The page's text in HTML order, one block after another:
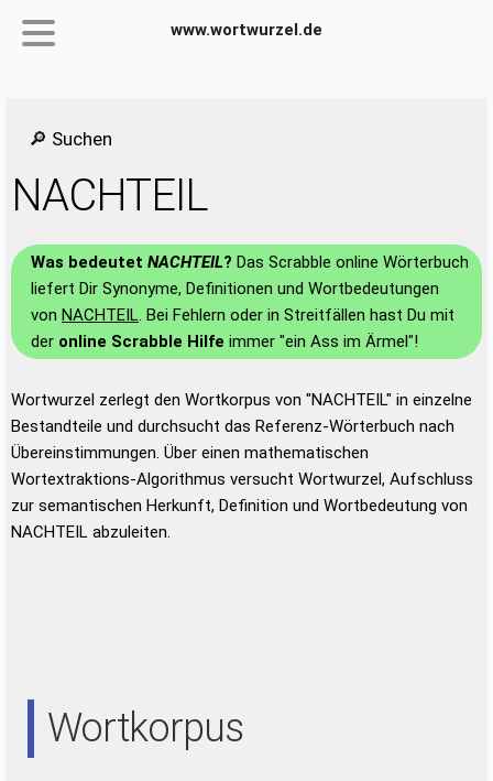
www.wortwurzel.de
🔎 Suchen
NACHTEIL
Was bedeutet NACHTEIL? Das Scrabble online Wörterbuch
liefert Dir Synonyme, Definitionen und Wortbedeutungen
von NACHTEIL. Bei Fehlern oder in Streitfällen hast Du mit
der online Scrabble Hilfe immer "ein Ass im Ärmel"!
Wortwurzel zerlegt den Wortkorpus von "NACHTEIL" in einzelne
Bestandteile und durchsucht das Referenz-Wörterbuch nach
Übereinstimmungen. Über einen mathematischen
Wortextraktions-Algorithmus versucht Wortwurzel, Aufschluss
zur semantischen Herkunft, Definition und Wortbedeutung von
NACHTEIL abzuleiten.
Wortkorpus